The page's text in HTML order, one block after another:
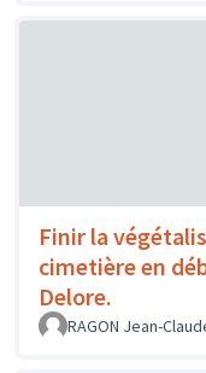
Finir la
cimetière en
Delore.
RAGON Jean-